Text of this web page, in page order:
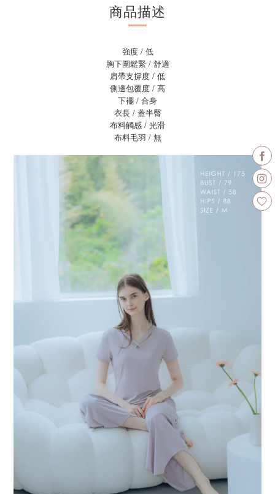
商品描述
強度 / 低
胸下圍鬆緊 / 舒適
肩帶支撐度 / 低
側邊包覆度 / 高
下襬 / 合身
衣長 / 蓋半臀
布料觸感 / 光滑
布料毛羽 / 無